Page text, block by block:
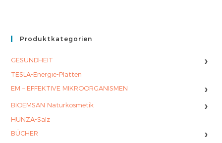
Produktkategorien
GESUNDHEIT ›
TESLA-Energie-Platten
EM – EFFEKTIVE MIKROORGANISMEN
›
BIOEMSAN Naturkosmetik ›
HUNZA-Salz
BÜCHER
›